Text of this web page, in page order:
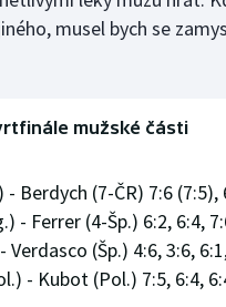
musel bych se
mužské části
Berdych (7-ČR) 7:6 (7:5),
- Ferrer (4-Šp.) 6:2, 6:4,
(Šp.) 4:6, 3:6,
- Kubot (Pol.) 7:5, 6:4,